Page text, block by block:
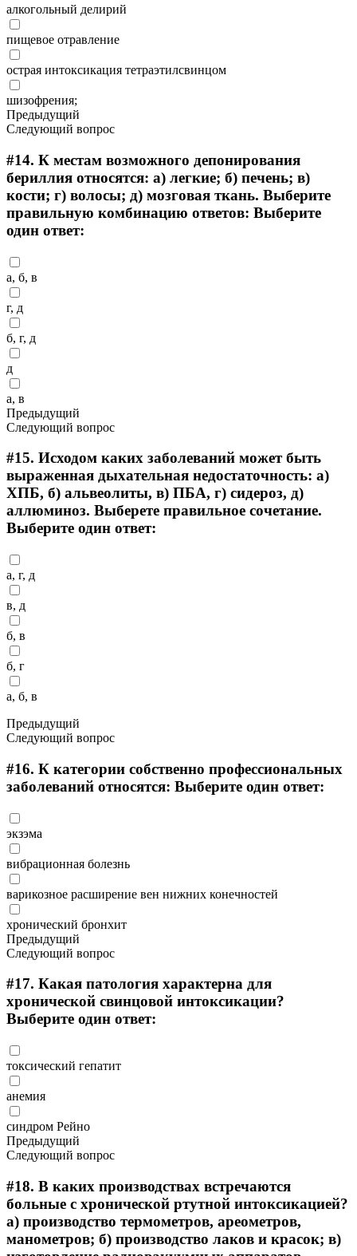
алкогольный делирий
пищевое отравление
острая интоксикация тетраэтилсвинцом
шизофрения;
Предыдущий
Следующий вопрос
#14. К местам возможного депонирования
бериллия относятся: а) легкие; б) печень; в)
кости; г) волосы; д) мозговая ткань. Выберите
правильную комбинацию ответов: Выберите
один ответ:
а, б, в
г, д
б, г, д
д
а, в
Предыдущий
Следующий вопрос
#15. Исходом каких заболеваний может быть
выраженная дыхательная недостаточность: а)
ХПБ, б) альвеолиты, в) ПБА, г) сидероз, д)
аллюминоз. Выберете правильное сочетание.
Выберите один ответ:
а, г, д
в, д
б, в
б, г
а, б, в
Предыдущий
Следующий вопрос
#16. К категории собственно профессиональных
заболеваний относятся: Выберите один ответ:
экзэма
вибрационная болезнь
варикозное расширение вен нижних конечностей
хронический бронхит
Предыдущий
Следующий вопрос
#17. Какая патология характерна для
хронической свинцовой интоксикации?
Выберите один ответ:
токсический гепатит
анемия
синдром Рейно
Предыдущий
Следующий вопрос
#18. В каких производствах встречаются
больные с хронической ртутной интоксикацией?
а) производство термометров, ареометров,
манометров; б) производство лаков и красок; в)